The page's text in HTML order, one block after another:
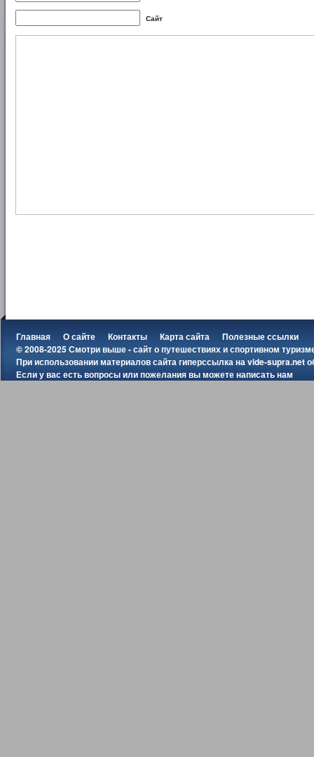
Сайт
Главная О сайте Контакты Карта сайта
Полезные ссылки
© 2008-2025 Смотри выше - сайт о путешествиях и спортивном
При использовании материалов сайта гиперссылка наvide-supra.net
Если у вас есть вопросы или пожелания вы можетенаписать нам